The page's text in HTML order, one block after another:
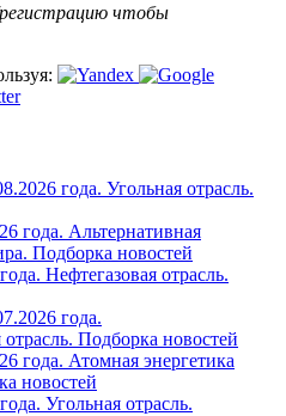
чтобы
года. Угольная отрасль.
года. Альтернативная
Подборка новостей
Нефтегазовая отрасль.
года.
отрасль. Подборка новостей
года. Атомная энергетика
новостей
Угольная отрасль.